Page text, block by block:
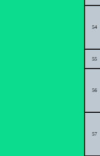
54
55
56
57